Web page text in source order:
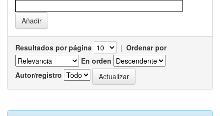
Resultados por página | Ordenar por
En orden
Autor/registro